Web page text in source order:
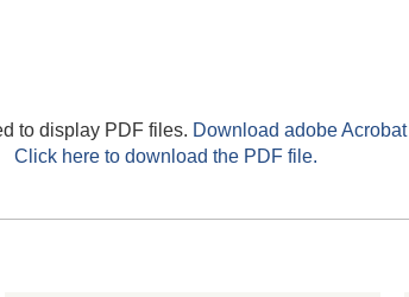
to display PDF files. Download adobe Acrobat
Click here to download the PDF file.